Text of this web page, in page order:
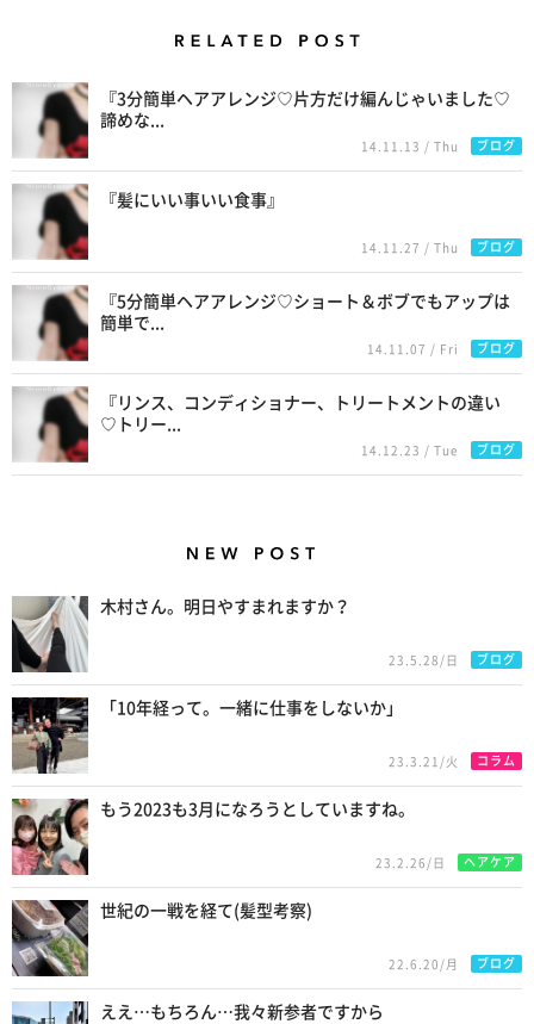
『3分簡単ヘアアレンジ♡片方だけ編んじゃいました♡
諦めな...
14.11.13 / Thu ブログ
『髪にいい事いい食事』
14.11.27 / Thu ブログ
『5分簡単ヘアアレンジ♡ショート＆ボブでもアップは
簡単で...
14.11.07 / Fri ブログ
『リンス、コンディショナー、トリートメントの違い
♡トリー...
14.12.23 / Tue ブログ
木村さん。明日やすまれますか？
23.5.28/日 ブログ
「10年経って。一緒に仕事をしないか」
23.3.21/火 コラム
もう2023も3月になろうとしていますね。
23.2.26/日 ヘアケア
世紀の一戦を経て(髪型考察)
22.6.20/月 ブログ
ええ…もちろん…我々新参者ですから